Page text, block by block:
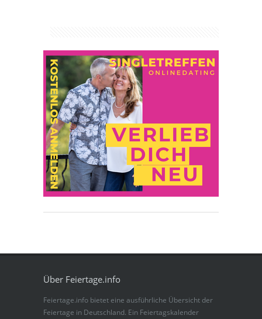
Über Feiertage.info
Feiertage.info bietet eine ausführliche Übersicht der
Feiertage in Deutschland. Ein Feiertagskalender